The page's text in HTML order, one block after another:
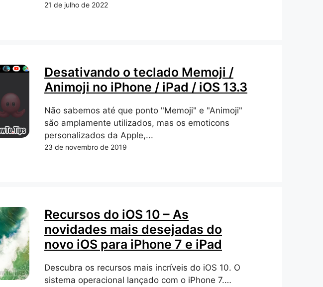
21 de julho de 2022
Desativando o teclado Memoji /
Animoji no iPhone / iPad / iOS 13.3
Não sabemos até que ponto "Memoji" e "Animoji"
são amplamente utilizados, mas os emoticons
personalizados da Apple,...
23 de novembro de 2019
Recursos do iOS 10 – As
novidades mais desejadas do
novo iOS para iPhone 7 e iPad
Descubra os recursos mais incríveis do iOS 10. O
sistema operacional lançado com o iPhone 7.…